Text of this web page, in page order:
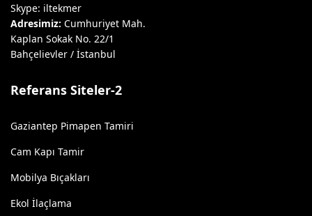
Skype: iltekmer
Adresimiz: Cumhuriyet Mah.
Kaplan Sokak No. 22/1
Bahçelievler / İstanbul
Referans Siteler-2
Gaziantep Pimapen Tamiri
Cam Kapı Tamir
Mobilya Bıçakları
Ekol İlaçlama